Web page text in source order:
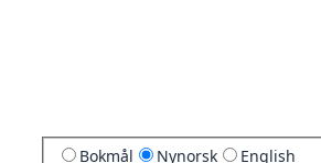
Bokmål Nynorsk English